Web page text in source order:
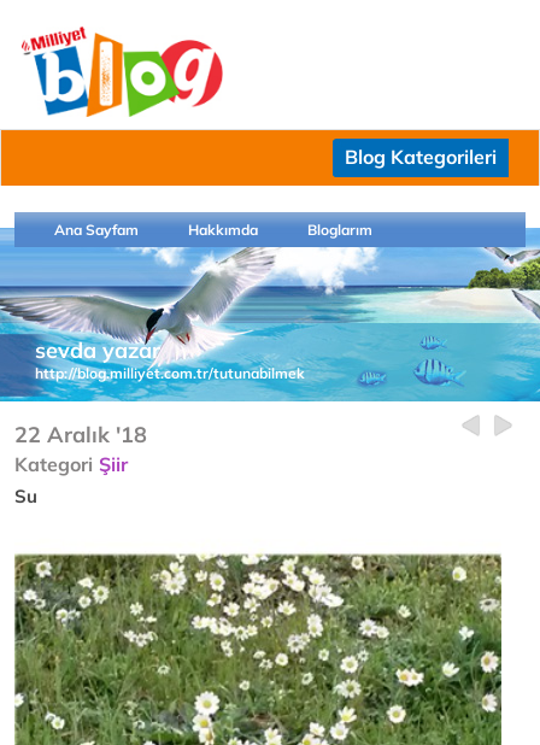
Blog Kategorileri
Ana Sayfam Hakkımda Bloglarım
sevda yazar
http://blog.milliyet.com.tr/tutunabilmek
22 Aralık '18
Kategori Şiir
Su